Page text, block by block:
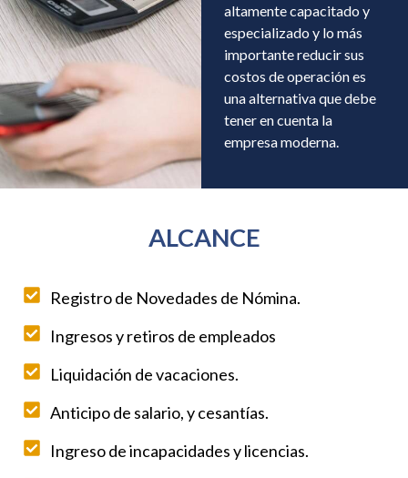
altamente capacitado y
especializado y lo más
importante reducir sus
costos de operación es
una alternativa que debe
tener en cuenta la
empresa moderna.
ALCANCE
Registro de Novedades de Nómina.
Ingresos y retiros de empleados
Liquidación de vacaciones.
Anticipo de salario, y cesantías.
Ingreso de incapacidades y licencias.